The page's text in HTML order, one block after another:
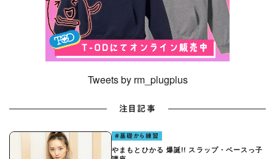
Tweets by rm_plugplus
注目記事
#基礎から練習
やまもとひかる 爆誕!! スラップ・ベースっ子